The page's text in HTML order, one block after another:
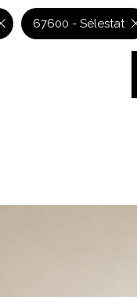
de l'immo
67600 - Sélestat